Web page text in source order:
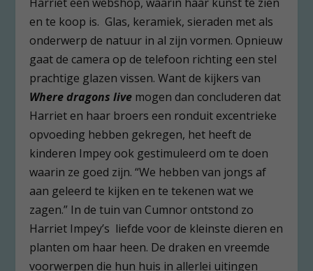
en te koop is. Glas, keramiek, sieraden met als
onderwerp de natuur in al zijn vormen. Opnieuw
gaat de camera op de telefoon richting een stel
prachtige glazen vissen. Want de kijkers van
Where dragons live mogen dan concluderen dat
Harriet en haar broers een ronduit excentrieke
opvoeding hebben gekregen, het heeft de
kinderen Impey ook gestimuleerd om te doen
waarin ze goed zijn. “We hebben van jongs af
aan geleerd te kijken en te tekenen wat we
zagen.” In de tuin van Cumnor ontstond zo
Harriet Impey’s liefde voor de kleinste dieren en
planten om haar heen. De draken en vreemde
voorwerpen die hun huis in allerlei uitingen